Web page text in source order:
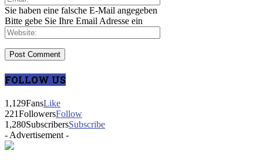
Sie haben eine falsche E-Mail angegeben
Bitte gebe Sie Ihre Email Adresse ein
FOLLOW US
1,129FansLike
221FollowersFollow
1,280SubscribersSubscribe
- Advertisement -